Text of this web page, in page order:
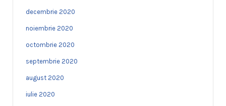
decembrie 2020
noiembrie 2020
octombrie 2020
septembrie 2020
august 2020
iulie 2020